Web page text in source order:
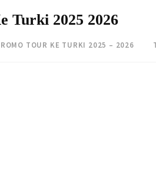
Turki 2025 2026
TOUR KE TURKI 2025 – 2026